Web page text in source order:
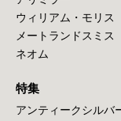
ウィリアム・モリス
メートランドスミス
ネオム
特集
アンティークシルバ